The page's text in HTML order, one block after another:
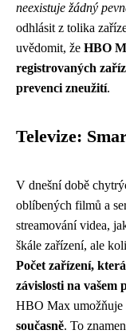
neexistuje žádný
odhlásit z tolika
uvědomit, že HBO
registrovaných
prevenci zneužití.
Televize:
V dnešní době
oblíbených filmů a
streamování videa,
škále zařízení, ale
Počet zařízení,
závislosti na vašem
HBO Max umožňuje
současně. To